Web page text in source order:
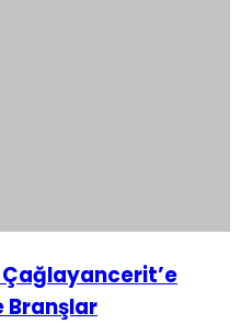
Çağlayancerit’e
Branşlar